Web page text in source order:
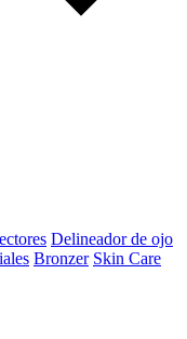
Delineador de ojo
Bronzer Skin Care